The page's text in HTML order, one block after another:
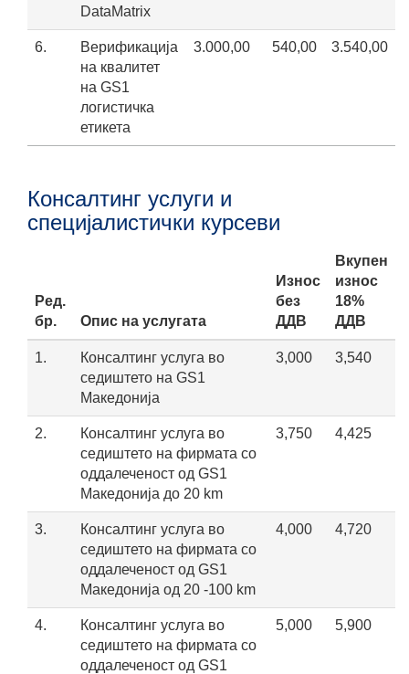
DataMatrix
6.
Верификација
на квалитет
на GS1
логистичка
етикета
3.000,00 540,00 3.540,00
Консалтинг услуги и
специјалистички курсеви
Ред.
бр.
Опис на услугата
Износ
без
ДДВ
Вкупен
износ
18%
ДДВ
1.
Консалтинг услуга во
седиштето на GS1
Maкедонија
3,000 3,540
2.
Консалтинг услуга во
седиштето на фирмата со
оддалеченост од GS1
Maкедонија до 20 km
3,750 4,425
3.
Консалтинг услуга во
седиштето на фирмата со
оддалеченост од GS1
Maкедонија од 20 -100 km
4,000 4,720
4.
Консалтинг услуга во
седиштето на фирмата со
оддалеченост од GS1
5,000 5,900